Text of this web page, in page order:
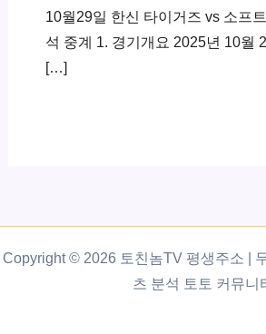
10월29일 한신 타이거즈 vs 소프
석 중계 1. 경기개요 2025년 10월
[…]
Copyright © 2026 토친놈TV 평생주소 |
츠 분석 토토 커뮤니